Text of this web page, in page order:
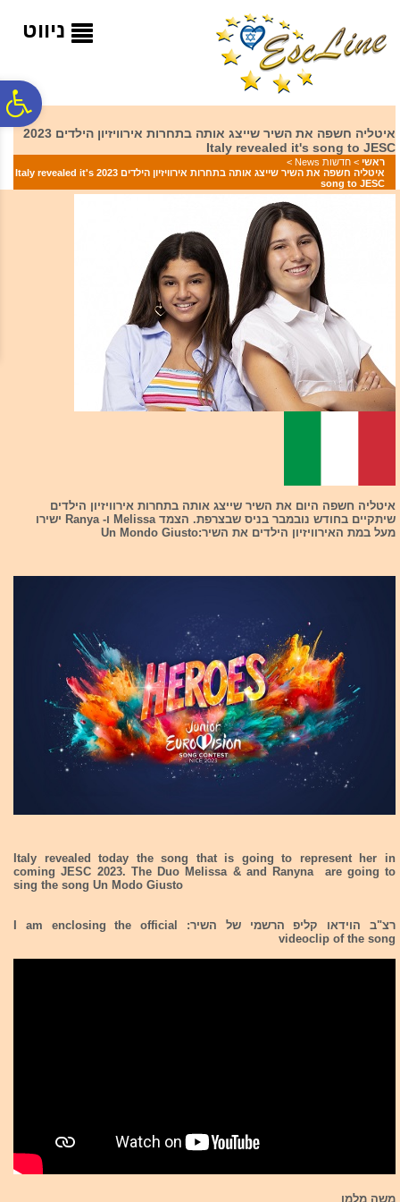
המרכזי
ניווט
איטליה חשפה את השיר שייצג אותה בתחרות אירוויזיון הילדים 2023
Italy revealed it's song to JESC
ראשי > חדשות News
>
איטליה חשפה את השיר שייצג אותה בתחרות אירוויזיון הילדים 2023 Italy revealed it's
song to JESC
איטליה חשפה היום את השיר שייצג אותה בתחרות אירוויזיון הילדים
שיתקיים בחודש נובמבר בניס שבצרפת. הצמד Melissa ו- Ranya ישירו
מעל במת האירוויזיון הילדים את השיר:Un Mondo Giusto
Italy revealed today the song that is going to represent her in
coming JESC 2023. The Duo Melissa & and Ranyna are going to
sing the song Un Modo Giusto
רצ"ב הוידאו קליפ הרשמי של השיר: I am enclosing the official
videoclip of the song
משה מלמן